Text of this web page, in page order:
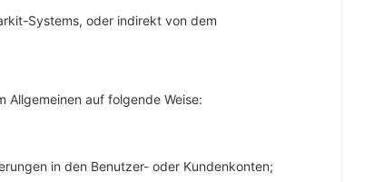
Systems, oder indirekt von dem
Allgemeinen auf folgende Weise:
in den Benutzer- oder Kundenkonten;